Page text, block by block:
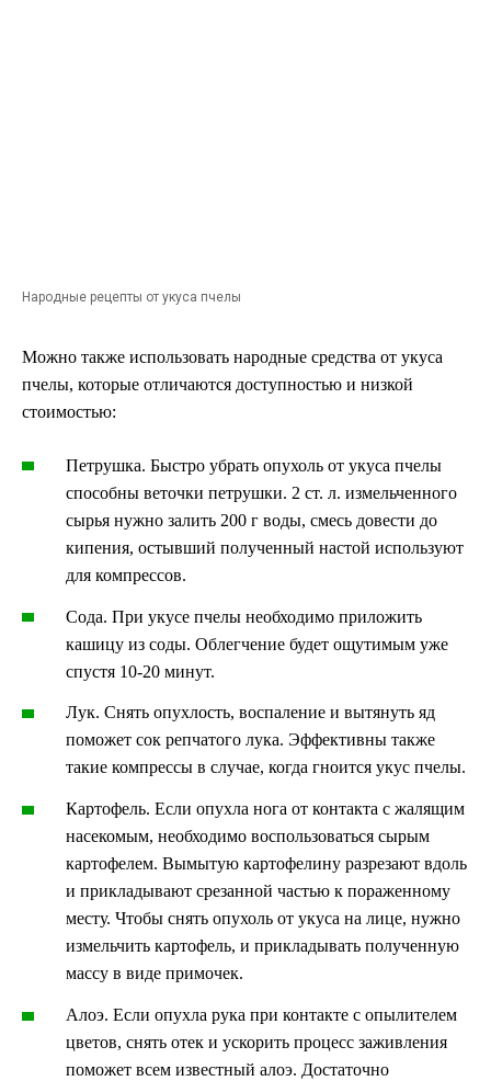
Народные рецепты от укуса пчелы
Можно также использовать народные средства от укуса
пчелы, которые отличаются доступностью и низкой
стоимостью:
Петрушка. Быстро убрать опухоль от укуса пчелы
способны веточки петрушки. 2 ст. л. измельченного
сырья нужно залить 200 г воды, смесь довести до
кипения, остывший полученный настой используют
для компрессов.
Сода. При укусе пчелы необходимо приложить
кашицу из соды. Облегчение будет ощутимым уже
спустя 10-20 минут.
Лук. Снять опухлость, воспаление и вытянуть яд
поможет сок репчатого лука. Эффективны также
такие компрессы в случае, когда гноится укус пчелы.
Картофель. Если опухла нога от контакта с жалящим
насекомым, необходимо воспользоваться сырым
картофелем. Вымытую картофелину разрезают вдоль
и прикладывают срезанной частью к пораженному
месту. Чтобы снять опухоль от укуса на лице, нужно
измельчить картофель, и прикладывать полученную
массу в виде примочек.
Алоэ. Если опухла рука при контакте с опылителем
цветов, снять отек и ускорить процесс заживления
поможет всем известный алоэ. Достаточно